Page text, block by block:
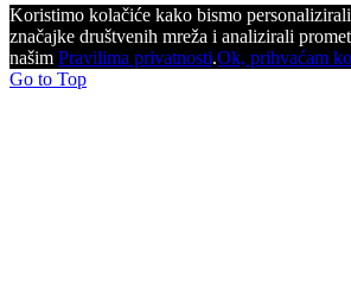
Koristimo kolačiće kako bismo
značajke društvenih mreža i analizirali
našim Pravilima privatnosti.Ok, prihvaćam
Go to Top